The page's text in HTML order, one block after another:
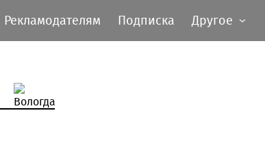
Рекламодателям Подписка Другое